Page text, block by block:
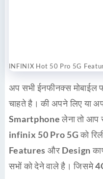
INFINIX Hot 50 Pro 5G
अप सभी ईनफीनक्स
चाहते है। की अपने लिए या
Smartphoneलेना तो आप
infinix 50 Pro 5Gको
Features और Design
सभों को देने वाले है। जिसमे